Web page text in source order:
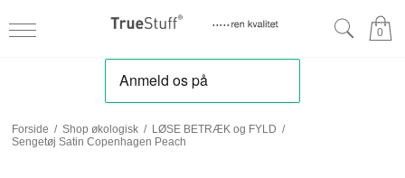
0
Forside / Shop økologisk / LØSE BETRÆK og FYLD /
Sengetøj Satin Copenhagen Peach